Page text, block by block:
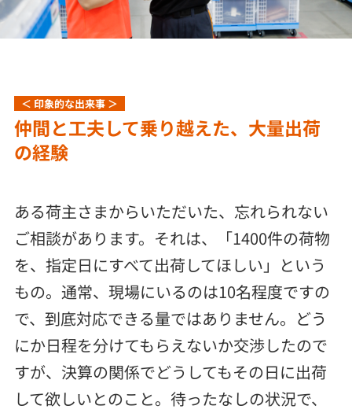
＜ 印象的な出来事 ＞
仲間と工夫して乗り越えた、大量出荷
の経験
ある荷主さまからいただいた、忘れられない
ご相談があります。それは、「1400件の荷物
を、指定日にすべて出荷してほしい」という
もの。通常、現場にいるのは10名程度ですの
で、到底対応できる量ではありません。どう
にか日程を分けてもらえないか交渉したので
すが、決算の関係でどうしてもその日に出荷
して欲しいとのこと。待ったなしの状況で、